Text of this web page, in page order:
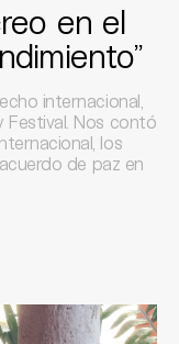
en el
internacional,
Festival. Nos contó
los
de paz en